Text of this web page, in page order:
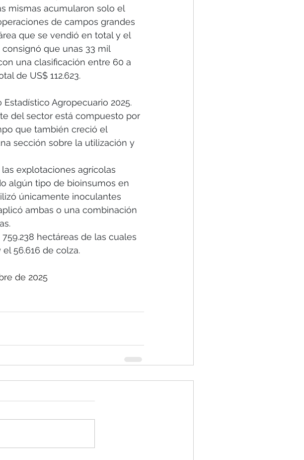
mismas acumularon solo el
de campos grandes
que se vendió en total y el
que unas 33 mil
una clasificación entre 60 a
de US$ 112.623.
Agropecuario 2025.
del sector está compuesto por
que también creció el
sección sobre la utilización y
explotaciones agrícolas
algún tipo de bioinsumos en
únicamente inoculantes
ambas o una combinación
hectáreas de las cuales
56.616 de colza.
de 2025